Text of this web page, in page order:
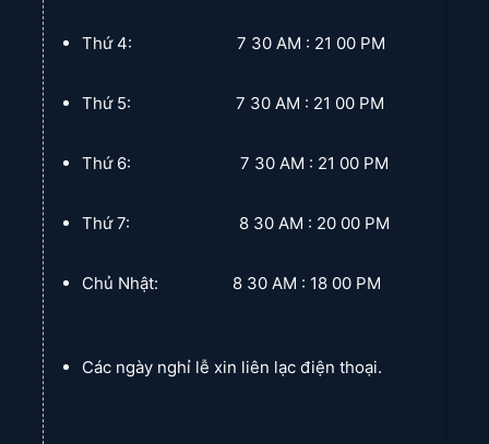
Thứ 4: 7 30 AM : 21 00 PM
Thứ 5: 7 30 AM : 21 00 PM
Thứ 6: 7 30 AM : 21 00 PM
Thứ 7: 8 30 AM : 20 00 PM
Chủ Nhật: 8 30 AM : 18 00 PM
Các ngày nghỉ lễ xin liên lạc điện thoại.